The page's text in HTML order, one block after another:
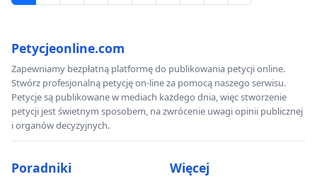
Petycjeonline.com
Zapewniamy bezpłatną platformę do publikowania petycji online.
Stwórz profesjonalną petycję on-line za pomocą naszego serwisu.
Petycje są publikowane w mediach każdego dnia, więc stworzenie
petycji jest świetnym sposobem, na zwrócenie uwagi opinii publicznej
i organów decyzyjnych.
Poradniki Więcej